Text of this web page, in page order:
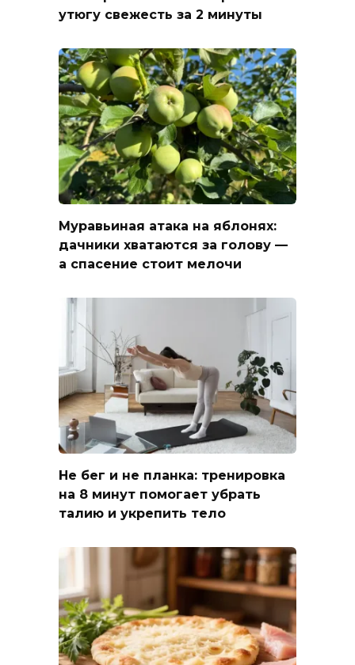
утюгу свежесть за 2 минуты
Муравьиная атака на яблонях:
дачники хватаются за голову —
а спасение стоит мелочи
Не бег и не планка: тренировка
на 8 минут помогает убрать
талию и укрепить тело